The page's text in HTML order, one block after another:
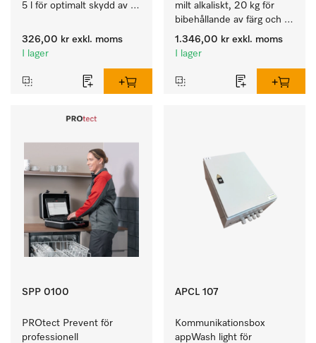
5 l för optimalt skydd av
pålitlig neutralisering.
326,00 kr exkl. moms
I lager
milt alkaliskt, 20 kg för
bibehållande av färg och
rengöring av kulörtvätt.
1.346,00 kr exkl. moms
I lager
SPP 0100
PROtect Prevent för
professionell
APCL 107
Kommunikationsbox
appWash light för